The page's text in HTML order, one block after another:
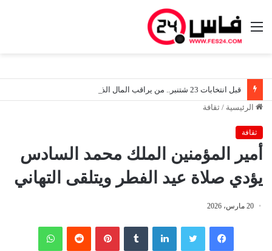
القائمة
الرئيسية / ثقافة
ثقافة
أمير المؤمنين الملك محمد السادس
يؤدي صلاة عيد الفطر ويتلقى التهاني
20 مارس، 2026
فيسبوك لينكدإن بينتيريست